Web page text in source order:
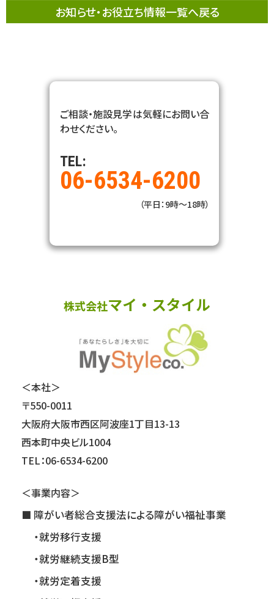
お知らせ・お役立ち情報一覧へ戻る
ご相談・施設見学は気軽にお問い合
わせください。
TEL:
06-6534-6200
（平日：9時～18時）
＜本社＞
〒550-0011
大阪府大阪市西区阿波座1丁目13-13
西本町中央ビル1004
TEL：06-6534-6200
＜事業内容＞
障がい者総合支援法による障がい福祉事業
・就労移行支援
・就労継続支援B型
・就労定着支援